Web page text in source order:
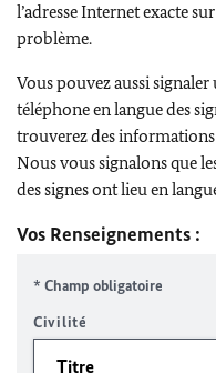
l’adresse Internet exacte
problème.
Vous pouvez aussi
téléphone en langue des
trouverez des
Nous vous signalons que
des signes ont lieu en
Vos Renseignements :
* Champ obligatoire
Civilité